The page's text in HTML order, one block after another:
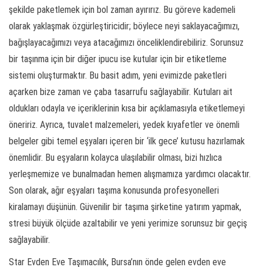
şekilde paketlemek için bol zaman ayırırız. Bu göreve kademeli
olarak yaklaşmak özgürleştiricidir; böylece neyi saklayacağımızı,
bağışlayacağımızı veya atacağımızı önceliklendirebiliriz. Sorunsuz
bir taşınma için bir diğer ipucu ise kutular için bir etiketleme
sistemi oluşturmaktır. Bu basit adım, yeni evimizde paketleri
açarken bize zaman ve çaba tasarrufu sağlayabilir. Kutuları ait
oldukları odayla ve içeriklerinin kısa bir açıklamasıyla etiketlemeyi
öneririz. Ayrıca, tuvalet malzemeleri, yedek kıyafetler ve önemli
belgeler gibi temel eşyaları içeren bir ‘ilk gece’ kutusu hazırlamak
önemlidir. Bu eşyaların kolayca ulaşılabilir olması, bizi hızlıca
yerleşmemize ve bunalmadan hemen alışmamıza yardımcı olacaktır.
Son olarak, ağır eşyaları taşıma konusunda profesyonelleri
kiralamayı düşünün. Güvenilir bir taşıma şirketine yatırım yapmak,
stresi büyük ölçüde azaltabilir ve yeni yerimize sorunsuz bir geçiş
sağlayabilir.
Star Evden Eve Taşımacılık, Bursa’nın önde gelen evden eve